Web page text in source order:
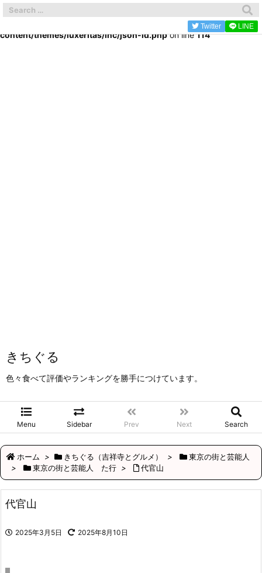
Warning: Trying to access array offset on false in
/home/kitijyouji/kichi-gourmet.com/public_html/wp-
content/themes/luxeritas/inc/json-ld.phpon line114
きちぐる
色々食べて評価やランキングを勝手につけています。
Menu Sidebar Prev Next Search
Twitter LINE
ホーム > きちぐる（吉祥寺とグルメ） >
東京の街と芸能人
>
東京の街と芸能人 た行 > 代官山
代官山
2025年3月5日 2025年8月10日